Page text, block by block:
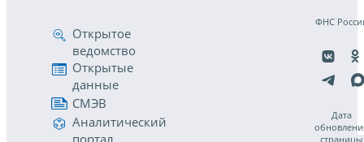
Открытое
ведомство
Открытые
данные
СМЭВ
Аналитический
портал
ФНС
Дата
страницы